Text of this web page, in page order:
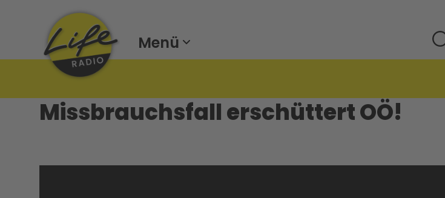
Menü
Missbrauchsfall erschüttert OÖ!